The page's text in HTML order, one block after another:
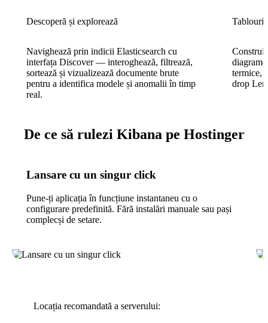
Descoperă și explorează
Navighează prin indicii Elasticsearch cu
interfața Discover — interoghează, filtrează,
sortează și vizualizează documente brute
pentru a identifica modele și anomalii în timp
real.
Tablouri
termice,
drop
De ce să rulezi Kibana pe Hostinger
Lansare cu un singur click
Pune-ți aplicația în funcțiune instantaneu cu o
configurare predefinită. Fără instalări manuale sau pași
complecși de setare.
Locația recomandată a serverului: